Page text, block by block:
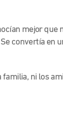
mejor que
convertía en
ni los